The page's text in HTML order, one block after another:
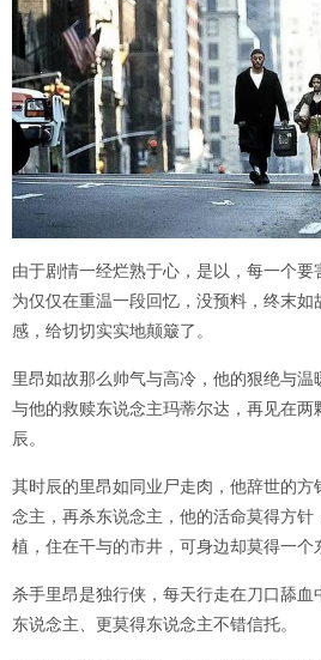
由于剧情一经烂熟于心，是以，每一个
为仅仅在重温一段回忆，没预料，终末
感，给切切实实地颠簸了。
里昂如故那么帅气与高冷，他的狠绝与
与他的救赎东说念主玛蒂尔达，再见在
辰。
其时辰的里昂如同业尸走肉，他辞世的
念主，再杀东说念主，他的活命莫得方
植，住在干与的市井，可身边却莫得一个
杀手里昂是独行侠，每天行走在刀口舔血
东说念主、更莫得东说念主不错信托。